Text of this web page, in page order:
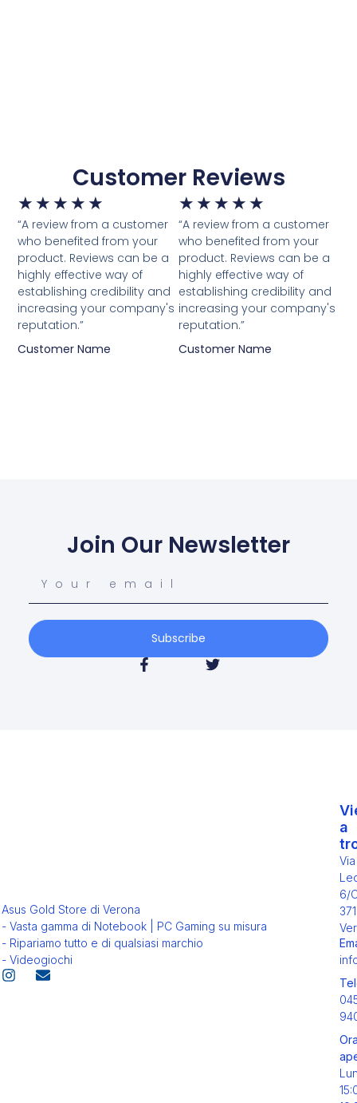
Customer Reviews
★ ★ ★ ★ ★
“A review from a customer
who benefited from your
product. Reviews can be a
highly effective way of
establishing credibility and
increasing your company's
reputation.”
Customer Name
★ ★ ★ ★ ★
“A review from a customer
who benefited from your
product. Reviews can be a
highly effective way of
establishing credibility and
increasing your company's
reputation.”
Customer Name
Join Our Newsletter
Subscribe
Asus Gold Store di Verona
- Vasta gamma di Notebook | PC Gaming su misura
- Ripariamo tutto e di qualsiasi marchio
- Videogiochi
a
Via
6/